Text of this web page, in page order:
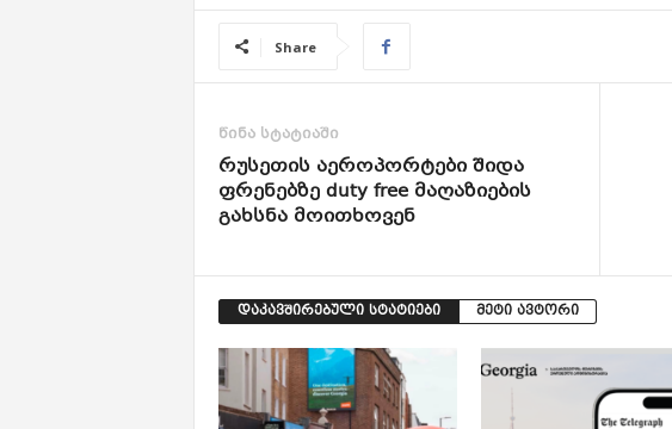
Share
წინა სტატიაში
რუსეთის აეროპორტები შიდა
ფრენებზე duty free მაღაზიების
გახსნა მოითხოვენ
დაკავშირებული სტატიები მეტი ავტორი